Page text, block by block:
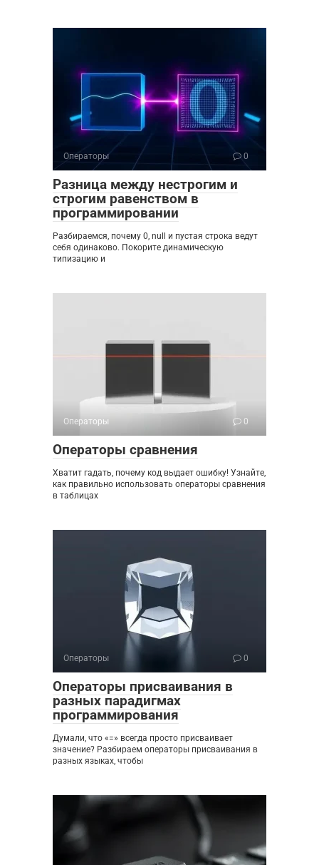
Операторы 0
Разница между нестрогим и
строгим равенством в
программировании
Разбираемся, почему 0, null и пустая строка ведут
себя одинаково. Покорите динамическую
типизацию и
Операторы 0
Операторы сравнения
Хватит гадать, почему код выдает ошибку! Узнайте,
как правильно использовать операторы сравнения
в таблицах
Операторы 0
Операторы присваивания в
разных парадигмах
программирования
Думали, что «=» всегда просто присваивает
значение? Разбираем операторы присваивания в
разных языках, чтобы